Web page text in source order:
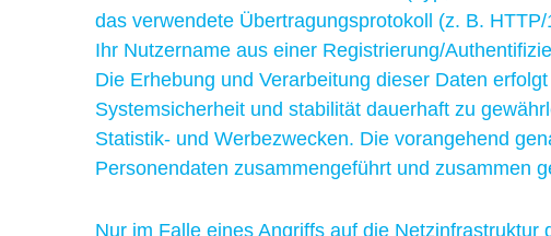
das verwendete Übertragungsprotokoll (z. B. HTTP/
Ihr Nutzername aus einer Registrierung/
Die Erhebung und Verarbeitung dieser Daten
Systemsicherheit und stabilität dauerhaft zu
Statistik- und Werbezwecken. Die vorangehend
Personendaten zusammengeführt und zusammen
Nur im Falle eines Angriffs auf die